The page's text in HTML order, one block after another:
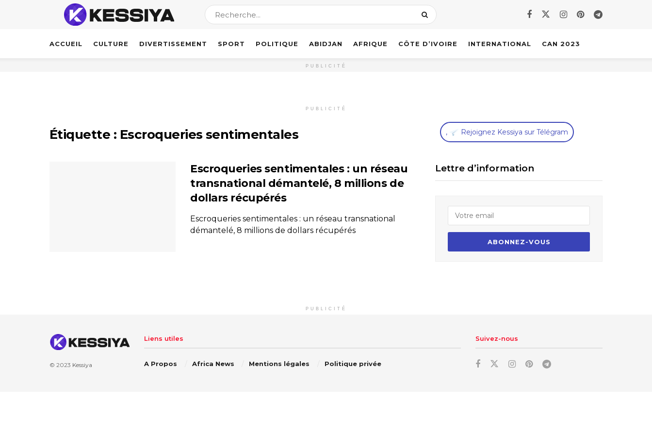
ACCUEIL CULTURE DIVERTISSEMENT SPORT POLITIQUE ABIDJAN AFRIQUE CÔTE D’IVOIRE INTERNATIONAL CAN 2023
PUBLICITÉ
PUBLICITÉ
Étiquette : Escroqueries sentimentales
Escroqueries sentimentales : un réseau
transnational démantelé, 8 millions de
dollars récupérés
Escroqueries sentimentales : un réseau transnational
démantelé, 8 millions de dollars récupérés
, Rejoignez Kessiya sur Télégram
Lettre d’information
PUBLICITÉ
© 2023 Kessiya
Liens utiles
A Propos Africa News Mentions légales Politique privée
Suivez-nous